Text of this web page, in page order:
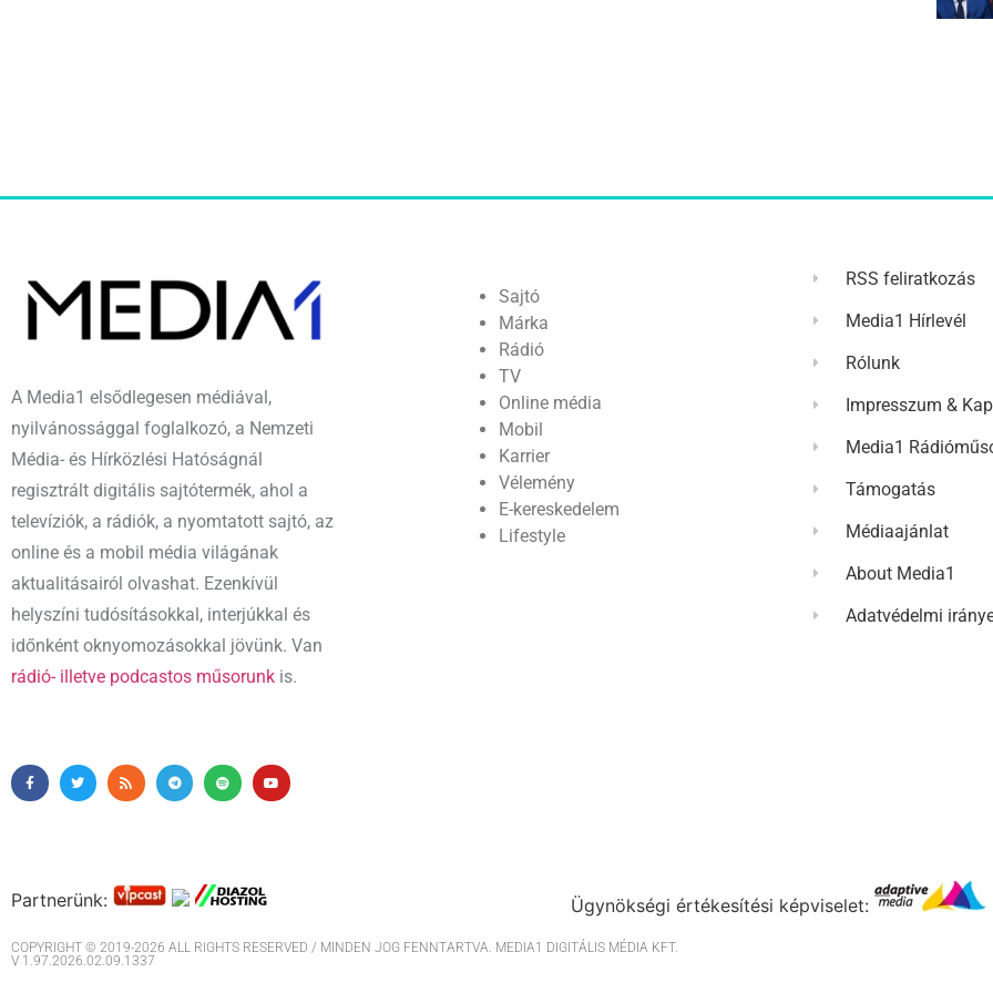
A Media1 elsődlegesen médiával,
nyilvánossággal foglalkozó, a Nemzeti
Média- és Hírközlési Hatóságnál
regisztrált digitális sajtótermék, ahol a
televíziók, a rádiók, a nyomtatott sajtó, az
online és a mobil média világának
aktualitásairól olvashat. Ezenkívül
helyszíni tudósításokkal, interjúkkal és
időnként oknyomozásokkal jövünk. Van
rádió- illetve podcastos műsorunk is.
Sajtó
Márka
Rádió
TV
Online média
Mobil
Karrier
Vélemény
E-kereskedelem
Lifestyle
RSS feliratkozás
Media1 Hírlevél
Rólunk
Impresszum &
Media1
Támogatás
Médiaajánlat
About Media1
Adatvédelmi
Partnerünk: Ügynökségi értékesítési képviselet:
COPYRIGHT © 2019-2026 ALL RIGHTS RESERVED / MINDEN JOG FENNTARTVA. MEDIA1 DIGITÁLIS MÉDIA KFT.
V 1.97.2026.02.09.1337